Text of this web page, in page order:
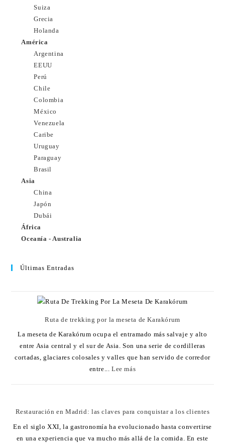
Suiza
Grecia
Holanda
América
Argentina
EEUU
Perú
Chile
Colombia
México
Venezuela
Caribe
Uruguay
Paraguay
Brasil
Asia
China
Japón
Dubái
África
Oceanía - Australia
Últimas Entradas
Ruta de trekking por la meseta de Karakórum
La meseta de Karakórum ocupa el entramado más salvaje y alto
entre Asia central y el sur de Asia. Son una serie de cordilleras
cortadas, glaciares colosales y valles que han servido de corredor
entre...Lee más
Restauración en Madrid: las claves para conquistar a los clientes
En el siglo XXI, la gastronomía ha evolucionado hasta convertirse
en una experiencia que va mucho más allá de la comida. En este